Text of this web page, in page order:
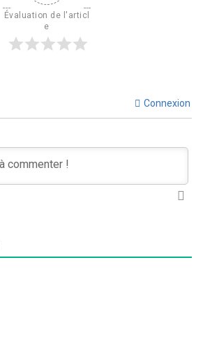
Évaluation de l'articl
e
Connexion